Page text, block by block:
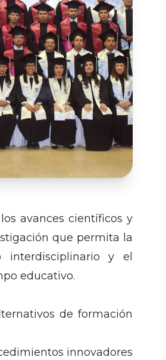
avances científicos y
que permita la
interdisciplinario y el
educativo.
de formación
innovadores